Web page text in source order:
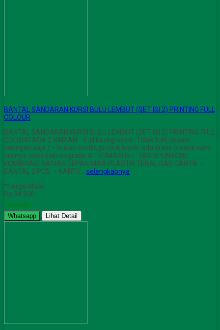
BANTAL SANDARAN KURSI BULU LEMBUT (SET ISI 2) PRINTING FULL
COLOUR
BANTAL SANDARAN KURSI BULU LEMBUT (SET ISI 2) PRINTING FULL
COLOUR ADA 2 VARIAN : -Full background -Tidak full( desain
ditengah saja ) – Bukan bordir, produk bordir ada di link produk kami
lainnya. isian dakron grade A TERMASUK= -TAS SPUNBOND
KOMBINASI BAGIAN DEPAN MIKA PLASTIK TEBAL DAN CANTIK –
BANTAL 2 PCS. – KARTU… selengkapnya
*Harga Mulai
Rp 34.500
Tersedia
Whatsapp Lihat Detail